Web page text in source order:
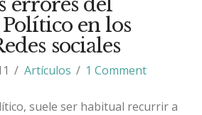
en los
sociales
Artículos 1 Comment
suele ser habitual recurrir a